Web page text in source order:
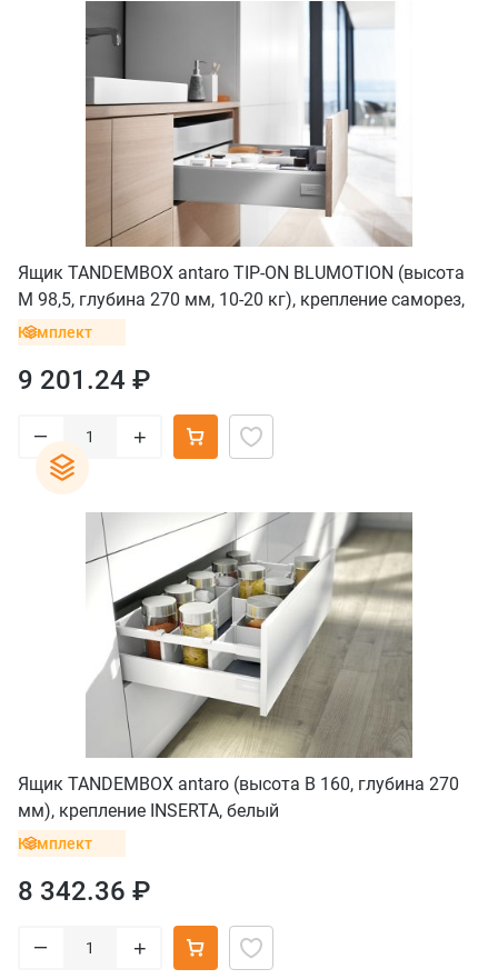
Ящик TANDEMBOX antaro TIP-ON BLUMOTION (высота
M 98,5, глубина 270 мм, 10-20 кг), крепление саморез,
серый
Комплект
9 201.24 ₽
– +
Ящик TANDEMBOX antaro (высота B 160, глубина 270
мм), крепление INSERTA, белый
Комплект
8 342.36 ₽
– +